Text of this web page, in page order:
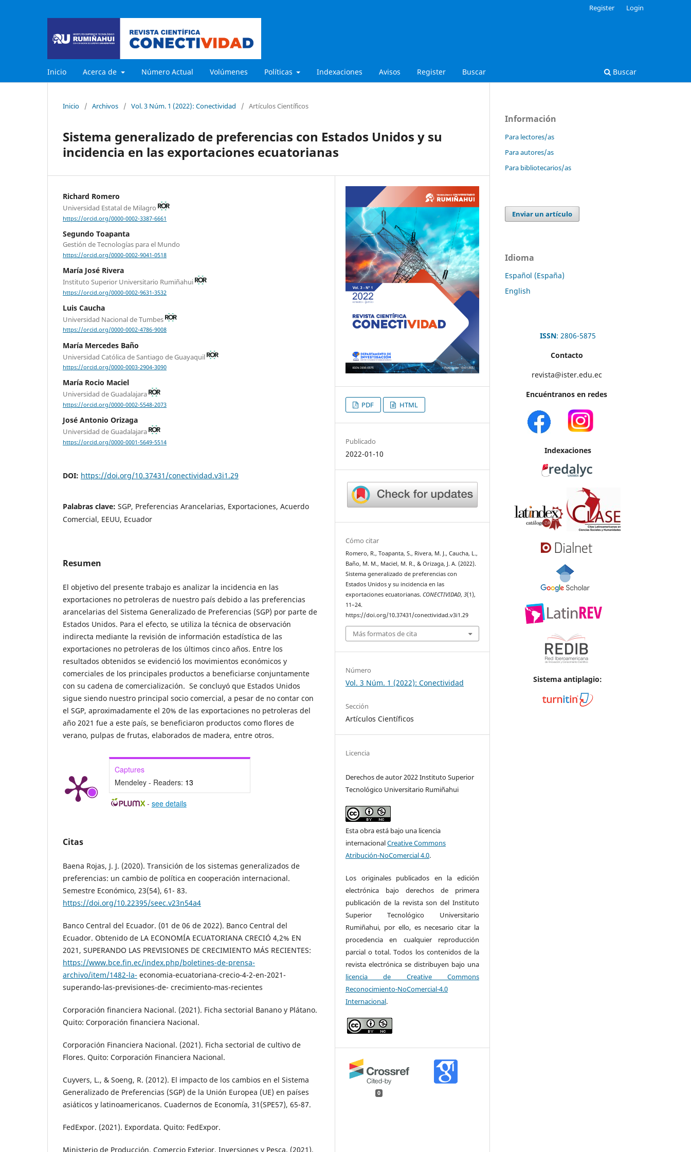
Inicio Acerca de Número Actual Volúmenes Políticas Indexaciones Avisos Register Buscar Buscar
Register Login
Inicio / Archivos / Vol. 3 Núm. 1 (2022): Conectividad / Artículos Científicos
Sistema generalizado de preferencias con Estados Unidos y su
incidencia en las exportaciones ecuatorianas
Richard Romero
Universidad Estatal de Milagro
https://orcid.org/0000-0002-3387-6661
Segundo Toapanta
Gestión de Tecnologías para el Mundo
https://orcid.org/0000-0002-9041-0518
María José Rivera
Instituto Superior Universitario Rumiñahui
https://orcid.org/0000-0002-9631-3532
Luis Caucha
Universidad Nacional de Tumbes
https://orcid.org/0000-0002-4786-9008
María Mercedes Baño
Universidad Católica de Santiago de Guayaquil
https://orcid.org/0000-0003-2904-3090
María Rocio Maciel
Universidad de Guadalajara
https://orcid.org/0000-0002-5548-2073
José Antonio Orizaga
Universidad de Guadalajara
https://orcid.org/0000-0001-5649-5514
DOI: https://doi.org/10.37431/conectividad.v3i1.29
Palabras clave: SGP, Preferencias Arancelarias, Exportaciones, Acuerdo
Comercial, EEUU, Ecuador
Resumen
El objetivo del presente trabajo es analizar la incidencia en las
exportaciones no petroleras de nuestro país debido a las preferencias
arancelarias del Sistema Generalizado de Preferencias (SGP) por parte de
Estados Unidos. Para el efecto, se utiliza la técnica de observación
indirecta mediante la revisión de información estadística de las
exportaciones no petroleras de los últimos cinco años. Entre los
resultados obtenidos se evidenció los movimientos económicos y
comerciales de los principales productos a beneficiarse conjuntamente
con su cadena de comercialización. Se concluyó que Estados Unidos
sigue siendo nuestro principal socio comercial, a pesar de no contar con
el SGP, aproximadamente el 20% de las exportaciones no petroleras del
año 2021 fue a este país, se beneficiaron productos como flores de
verano, pulpas de frutas, elaborados de madera, entre otros.
Captures
Mendeley - Readers: 13
- see details
Citas
Baena Rojas, J. J. (2020). Transición de los sistemas generalizados de
preferencias: un cambio de política en cooperación internacional.
Semestre Económico, 23(54), 61- 83.
https://doi.org/10.22395/seec.v23n54a4
Banco Central del Ecuador. (01 de 06 de 2022). Banco Central del
Ecuador. Obtenido de LA ECONOMÍA ECUATORIANA CRECIÓ 4,2% EN
2021, SUPERANDO LAS PREVISIONES DE CRECIMIENTO MÁS RECIENTES:
https://www.bce.fin.ec/index.php/boletines-de-prensa-
archivo/item/1482-la- economia-ecuatoriana-crecio-4-2-en-2021-
superando-las-previsiones-de- crecimiento-mas-recientes
Corporación financiera Nacional. (2021). Ficha sectorial Banano y Plátano.
Quito: Corporación financiera Nacional.
Corporación Financiera Nacional. (2021). Ficha sectorial de cultivo de
Flores. Quito: Corporación Financiera Nacional.
Cuyvers, L., & Soeng, R. (2012). El impacto de los cambios en el Sistema
Generalizado de Preferencias (SGP) de la Unión Europea (UE) en países
asiáticos y latinoamericanos. Cuadernos de Economía, 31(SPE57), 65-87.
FedExpor. (2021). Expordata. Quito: FedExpor.
Ministerio de Producción, Comercio Exterior, Inversiones y Pesca. (2021).
PDF HTML
Publicado
2022-01-10
Cómo citar
Romero, R., Toapanta, S., Rivera, M. J., Caucha, L.,
Baño, M. M., Maciel, M. R., & Orizaga, J. A. (2022).
Sistema generalizado de preferencias con
Estados Unidos y su incidencia en las
exportaciones ecuatorianas.CONECTIVIDAD,3(1),
11–24.
https://doi.org/10.37431/conectividad.v3i1.29
Más formatos de cita
Número
Vol. 3 Núm. 1 (2022): Conectividad
Sección
Artículos Científicos
Licencia
Derechos de autor 2022 Instituto Superior
Tecnológico Universitario Rumiñahui
Esta obra está bajo una licencia
internacionalCreative Commons
Atribución-NoComercial 4.0.
Los originales publicados en la edición
electrónica bajo derechos de primera
publicación de la revista son del Instituto
Superior Tecnológico Universitario
Rumiñahui, por ello, es necesario citar la
procedencia en cualquier reproducción
parcial o total. Todos los contenidos de la
revista electrónica se distribuyen bajo una
licencia de Creative Commons
Reconocimiento-NoComercial-4.0
Internacional.
0
Información
Para lectores/as
Para autores/as
Para bibliotecarios/as
Enviar un artículo
Idioma
Español (España)
English
ISSN: 2806-5875
Contacto
revista@ister.edu.ec
Encuéntranos en redes
Indexaciones
Sistema antiplagio: